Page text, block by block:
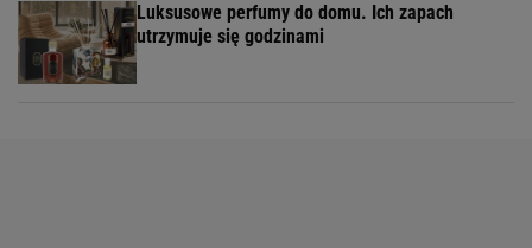
Luksusowe perfumy do domu. Ich zapach
utrzymuje się godzinami